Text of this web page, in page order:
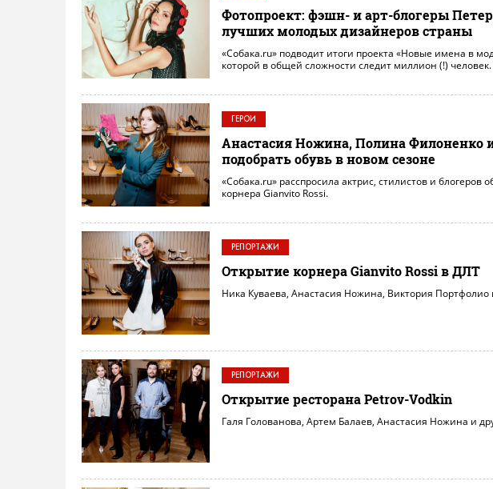
Фотопроект: фэшн- и арт-блогеры
лучших молодых дизайнеров страны
«Собака.ru» подводит итоги проекта «Новые имена в
которой в общей сложности следит миллион (!) человек.
ГЕРОИ
Анастасия Ножина, Полина Филоненко
подобрать обувь в новом сезоне
«Собака.ru» расспросила актрис, стилистов и
корнера Gianvito Rossi.
РЕПОРТАЖИ
Открытие корнера Gianvito Rossi в ДЛТ
Ника Куваева, Анастасия Ножина, Виктория Портфолио
РЕПОРТАЖИ
Открытие ресторана Petrov-Vodkin
Галя Голованова, Артем Балаев, Анастасия Ножина и